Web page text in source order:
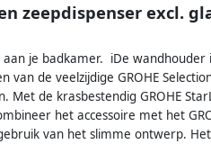
zeepdispenser excl.
je badkamer. iDe
de veelzijdige GROHE
de krasbestendig GROHE
het accessoire met het
van het slimme ontwerp.